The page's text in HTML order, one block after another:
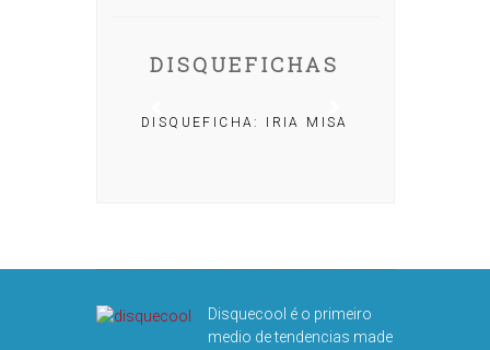
DISQUEFICHAS
DISQUEFICHA: IRIA MISA
Disquecool é o primeiro
medio de tendencias made